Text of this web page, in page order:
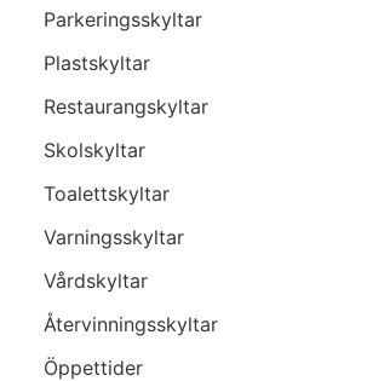
Parkeringsskyltar
Plastskyltar
Restaurangskyltar
Skolskyltar
Toalettskyltar
Varningsskyltar
Vårdskyltar
Återvinningsskyltar
Öppettider